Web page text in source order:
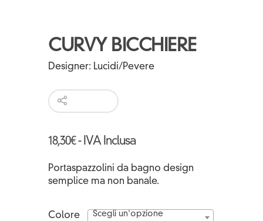
CURVY BICCHIERE
Designer: Lucidi/Pevere
18,30€ - IVA Inclusa
Portaspazzolini da bagno design
semplice ma non banale.
Colore Scegli un'opzione